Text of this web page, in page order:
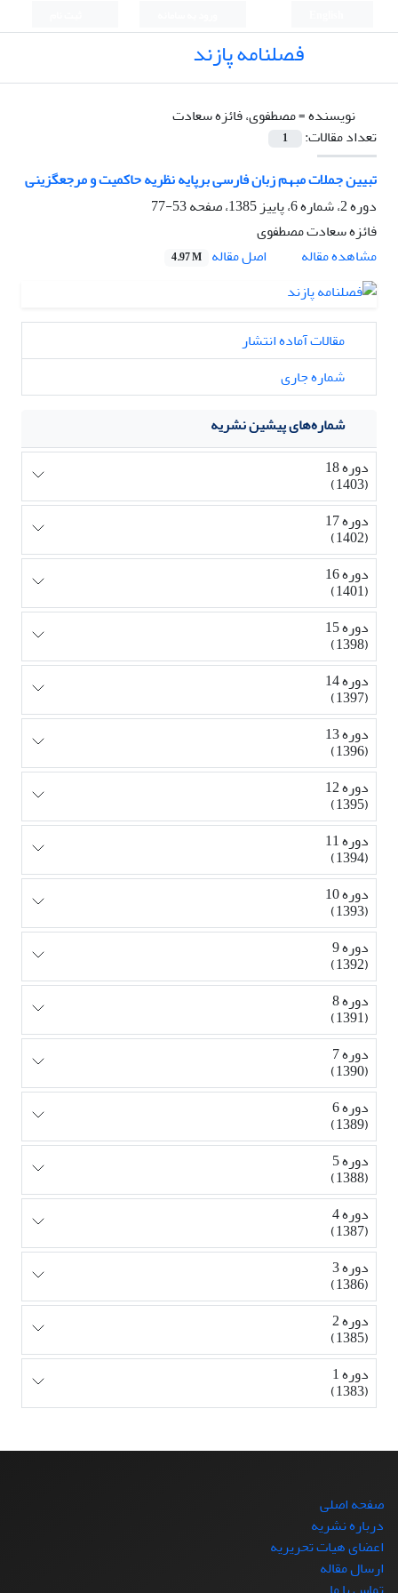
فصلنامه پازند
نویسنده =مصطفوی، فائزه سعادت
تعداد مقالات:
1
تبیین جملات مبهم زبان فارسی برپایه نظریه حاکمیت و مرجعگزینی
دوره 2، شماره 6، پاییز 1385، صفحه
53-77
فائزه سعادت مصطفوی
مشاهده مقاله
اصل مقاله 4.97 M
مقالات آماده انتشار
شماره جاری
شماره‌های پیشین نشریه
دوره 18
(1403)
دوره 17
(1402)
دوره 16
(1401)
دوره 15
(1398)
دوره 14
(1397)
دوره 13
(1396)
دوره 12
(1395)
دوره 11
(1394)
دوره 10
(1393)
دوره 9
(1392)
دوره 8
(1391)
دوره 7
(1390)
دوره 6
(1389)
دوره 5
(1388)
دوره 4
(1387)
دوره 3
(1386)
دوره 2
(1385)
دوره 1
(1383)
صفحه اصلی
درباره نشریه
اعضای هیات تحریریه
ارسال مقاله